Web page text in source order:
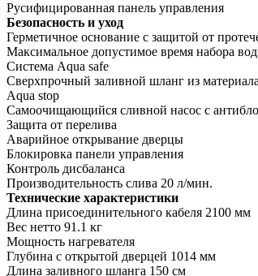
Русифицированная панель управления
Безопасность и уход
Герметичное основание с защитой от
Максимальное допустимое время набора
Система Aqua safe
Сверхпрочный заливной шланг из
Aqua stop
Самоочищающийся сливной насос с
Защита от перелива
Аварийное открывание дверцы
Блокировка панели управления
Контроль дисбаланса
Производительность слива 20 л/мин.
Технические характеристики
Длина присоединительного кабеля 2100 мм
Вес нетто 91 .1 кг
Мощность нагревателя
Глубина с открытой дверцей 1014 мм
Длина заливного шланга 150 см